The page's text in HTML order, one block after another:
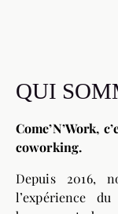
QUI
Come’N’Work,
coworking.
Depuis 2016,
l’expérience